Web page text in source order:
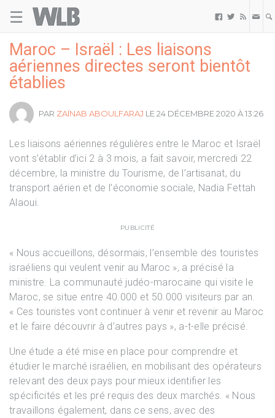
☰   
Maroc – Israël : Les liaisons
aériennes directes seront bientôt
établies
PAR ZAÏNAB ABOULFARAJ LE 24 DÉCEMBRE 2020 À 13:26
Les liaisons aériennes régulières entre le Maroc et Israël
vont s’établir d’ici 2 à 3 mois, a fait savoir, mercredi 22
décembre, la ministre du Tourisme, de l’artisanat, du
transport aérien et de l’économie sociale, Nadia Fettah
Alaoui.
PUBLICITÉ
« Nous accueillons, désormais, l’ensemble des touristes
israéliens qui veulent venir au Maroc », a précisé la
ministre. La communauté judéo-marocaine qui visite le
Maroc, se situe entre 40.000 et 50.000 visiteurs par an.
« Ces touristes vont continuer à venir et revenir au Maroc
et le faire découvrir à d’autres pays », a-t-elle précisé.
Une étude a été mise en place pour comprendre et
étudier le marché israélien, en mobilisant des opérateurs
relevant des deux pays pour mieux identifier les
spécificités et les pré requis des deux marchés. « Nous
travaillons également, dans ce sens, avec des